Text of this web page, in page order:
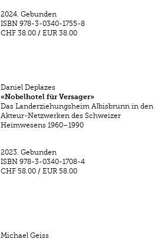
2024. Gebunden
ISBN 978-3-0340-1755-8
CHF 38.00 /EUR 38.00
Daniel Deplazes
«Nobelhotel für Versager»
Das Landerziehungsheim Albisbrunn in den
Akteur-Netzwerken des Schweizer
Heimwesens 1960–1990
2023. Gebunden
ISBN 978-3-0340-1708-4
CHF 58.00 /EUR 58.00
Michael Geiss